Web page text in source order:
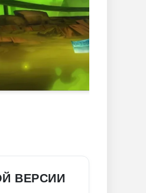
ВЕРСИИ